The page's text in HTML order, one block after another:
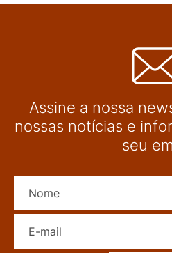
Assine a nossa
nossas notícias e
seu